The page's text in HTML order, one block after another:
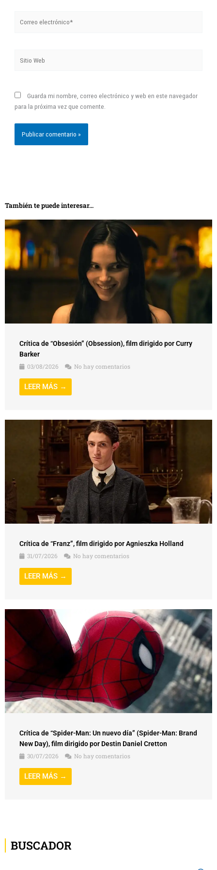
electrónico*
Web
Guarda mi nombre, correo electrónico y web en este navegador
para la próxima vez que comente.
También te puede interesar...
Crítica de “Obsesión” (Obsession), film dirigido por Curry
Barker
03/08/2026
No hay comentarios
LEER MÁS →
Crítica de “Franz”, film dirigido por Agnieszka Holland
31/07/2026
No hay comentarios
LEER MÁS →
Crítica de “Spider-Man: Un nuevo día” (Spider-Man: Brand
New Day), film dirigido por Destin Daniel Cretton
30/07/2026
No hay comentarios
LEER MÁS →
BUSCADOR